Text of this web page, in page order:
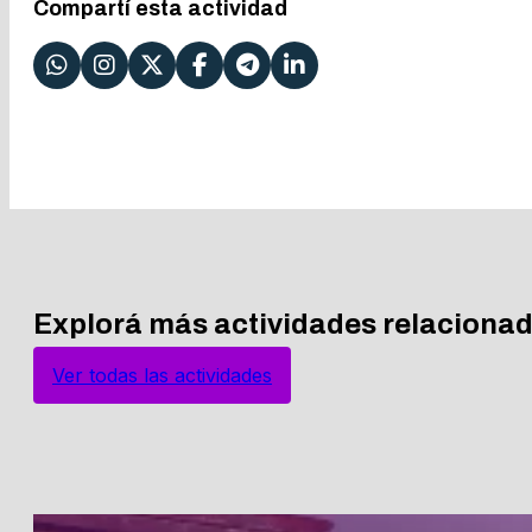
Compartí esta actividad
Explorá más actividades
Ver todas las actividades